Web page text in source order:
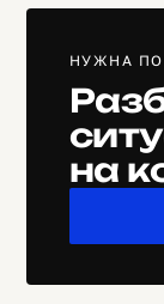
НУЖНА
на